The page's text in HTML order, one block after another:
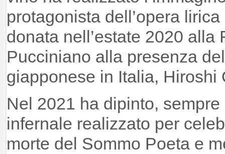
protagonista dell’opera lirica
donata nell’estate 2020 alla
Pucciniano alla presenza
giapponese in Italia, Hiroshi
Nel 2021 ha dipinto,
infernale realizzato per
morte del Sommo Poeta e